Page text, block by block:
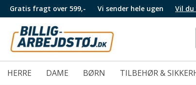
Gratis fragt over 599,- Vi sender hele ugen Vil du
HERRE DAME BØRN TILBEHØR &